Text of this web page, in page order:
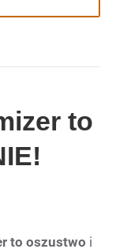
to
to oszustwo i